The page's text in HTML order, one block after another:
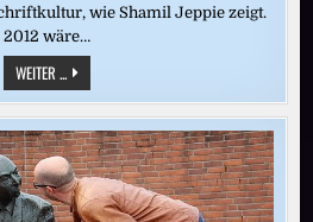
wie Shamil Jeppie zeigt.
2012 wäre…
WEITER ...VERGESSENE
SCHRIFTKULTUR:
WER
IN
TIMBUKTU
GOLD
SUCHTE,
FAND
BÜCHER